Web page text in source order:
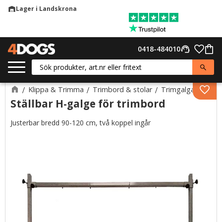
warehouseLager i Landskrona
support_agent
0418-484010
Klippa & Trimma Trimbord & stolar Trimgalgar
Ställbar H-galge för trimbord
Justerbar bredd 90-120 cm, två koppel ingår